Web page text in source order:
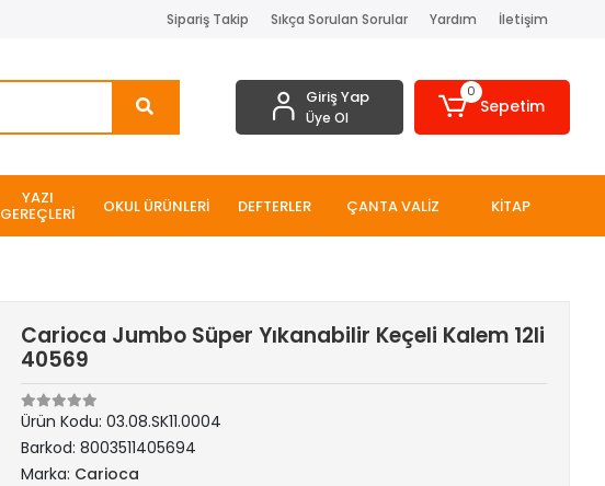
Sipariş Takip Sıkça Sorulan Sorular Yardım İletişim
Giriş Yap
Üye Ol
0
Sepetim
YAZI
GEREÇLERİ OKUL ÜRÜNLERİ DEFTERLER ÇANTA VALİZ KİTAP
Carioca Jumbo Süper Yıkanabilir Keçeli Kalem 12li
40569
Ürün Kodu:03.08.SK11.0004
Barkod:8003511405694
Marka: Carioca